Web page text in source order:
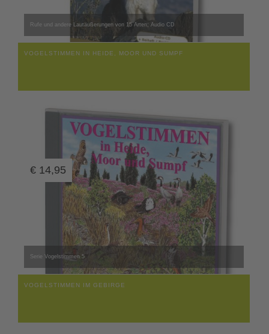
Rufe und andere Lautäußerungen von 15 Arten; Audio CD
VOGELSTIMMEN IN HEIDE, MOOR UND SUMPF
Serie Vogelstimmen 5
€ 14,95
VOGELSTIMMEN IM GEBIRGE